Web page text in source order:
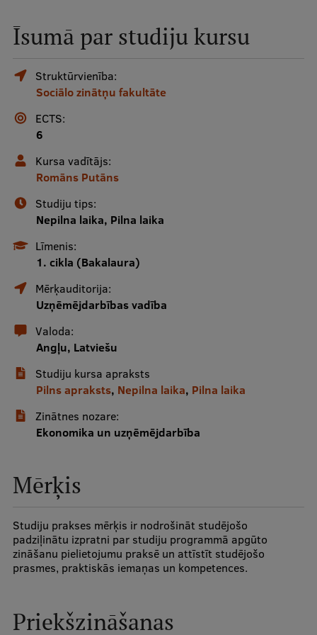
galvenā
izvēlne
Studiju iespējas
Pamatstudiju programmas
Maģistra studiju programmas
Rezidentūra
Uzņemšana
Par RSU
Studentu dzīve
Studiju norises vietas
Mūsu cilvēki
Struktūra
Identitāte
RSU fonds
Muzeji un ekspozīcijas
Īsumā par studiju kursu
Struktūrvienība:
Sociālo zinātņu fakultāte
ECTS:
6
Kursa vadītājs:
Romāns Putāns
Studiju tips:
Nepilna laika, Pilna laika
Līmenis:
1. cikla (Bakalaura)
Mērķauditorija:
Uzņēmējdarbības vadība
Valoda:
Angļu, Latviešu
Studiju kursa apraksts
Pilns apraksts, Nepilna laika, Pilna laika
Zinātnes nozare:
Ekonomika un uzņēmējdarbība
Mērķis
Studiju prakses mērķis ir nodrošināt studējošo
padziļinātu izpratni par studiju programmā apgūto
zināšanu pielietojumu praksē un attīstīt studējošo
prasmes, praktiskās iemaņas un kompetences.
Priekšzināšanas